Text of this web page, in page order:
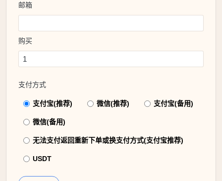
邮箱
购买
支付方式
支付宝(推荐) 微信(推荐) 支付宝(备用)
微信(备用)
无法支付返回重新下单或换支付方式(支付宝推荐)
USDT